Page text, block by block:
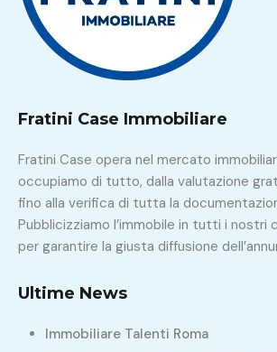
Fratini Case Immobiliare
Fratini Case opera nel mercato
occupiamo di tutto, dalla valutazione
fino alla verifica di tutta la
Pubblicizziamo l’immobile in tutti i nostri
per garantire la giusta diffusione
Ultime News
Immobiliare Talenti Roma